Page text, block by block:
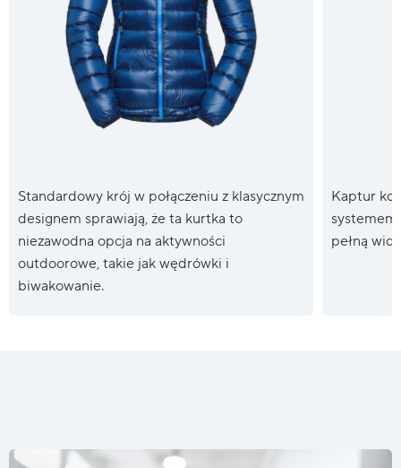
Standardowy krój w połączeniu z klasycznym
designem sprawiają, że ta kurtka to
niezawodna opcja na aktywności
outdoorowe, takie jak wędrówki i
biwakowanie.
Kaptur
pełną